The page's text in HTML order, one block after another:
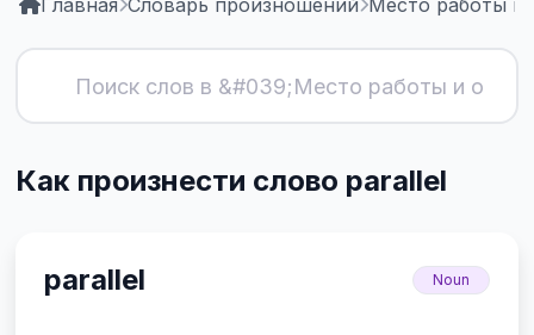
Главная Словарь произношений Место работы и
Как произнести слово parallel
parallel Noun